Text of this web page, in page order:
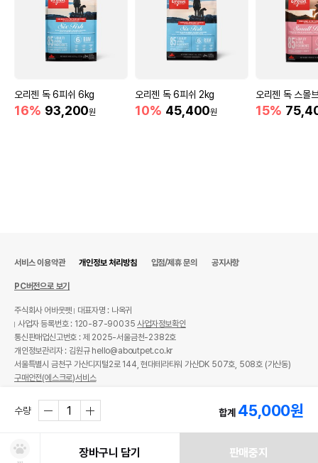
오리젠 독 6피쉬 6kg
16% 93,200원
오리젠 독 6피쉬 2kg
10% 45,400원
오리젠 독 스몰
15%
수량 합계 45,000원
장바구니 담기 판매중지
서비스 이용약관 개인정보 처리방침 입점/제휴 문의 공지사항
PC버전으로 보기
주식회사 어바웃펫
대표자명 : 나옥귀
사업자 등록번호 : 120-87-90035사업자정보확인
통신판매업신고번호 : 제 2025-서울금천-2382호
개인정보관리자 : 김원규 hello@aboutpet.co.kr
서울특별시 금천구 가산디지털2로 144, 현대테라타워 가산DK 507호, 508호 (가산동)
구매안전(에스크로)서비스